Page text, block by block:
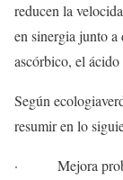
reducen la
en sinergia junto a
ascórbico, el
Según
resumir en lo
· Mejora